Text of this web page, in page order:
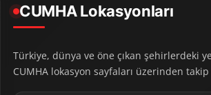
CUMHA Lokasyonları
Türkiye, dünya ve öne çıkan şehirlerdeki
CUMHA lokasyon sayfaları üzerinden